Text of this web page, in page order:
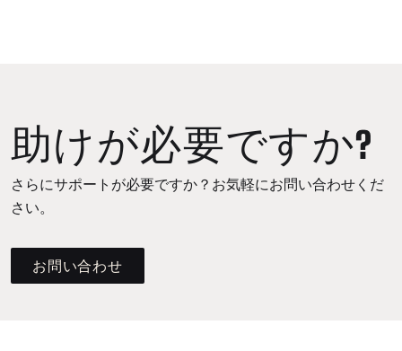
助けが必要ですか?
さらにサポートが必要ですか？お気軽にお問い合わせくだ
さい。
お問い合わせ